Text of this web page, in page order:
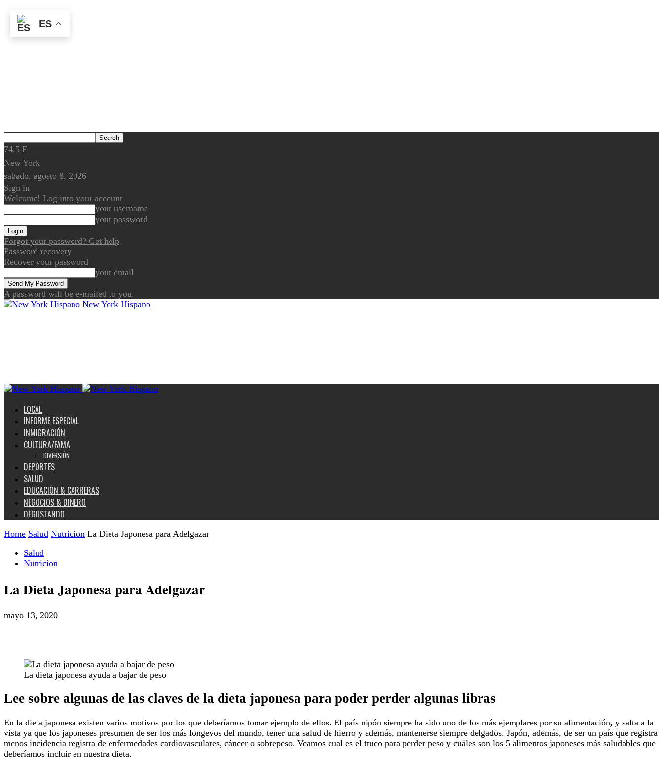
74.5 F
New York
sábado, agosto 8, 2026
Sign in
Welcome! Log into your account
your username
your password
Forgot your password? Get help
Password recovery
Recover your password
your email
A password will be e-mailed to you.
New York Hispano
LOCAL
INFORME ESPECIAL
INMIGRACIÓN
CULTURA/FAMA
DIVERSIÓN
DEPORTES
SALUD
EDUCACIÓN & CARRERAS
NEGOCIOS & DINERO
DEGUSTANDO
Home Salud Nutricion La Dieta Japonesa para Adelgazar
Salud
Nutricion
La Dieta Japonesa para Adelgazar
mayo 13, 2020
La dieta japonesa ayuda a bajar de peso
Lee sobre algunas de las claves de la dieta japonesa para poder perder algunas libras
En la dieta japonesa existen varios motivos por los que deberíamos tomar ejemplo de ellos. El país nipón siempre ha sido uno de los más ejemplares por su alimentación, y salta a la
vista ya que los japoneses presumen de ser los más longevos del mundo, tener una salud de hierro y además, mantenerse siempre delgados. Japón, además, de ser un país que registra
menos incidencia registra de enfermedades cardiovasculares, cáncer o sobrepeso. Veamos cual es el truco para perder peso y cuáles son los 5 alimentos japoneses más saludables que
deberíamos incluir en nuestra dieta.
ES